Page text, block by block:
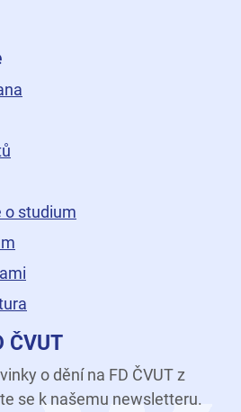
dopravní
Fakulty dopravní
Fakulty dopravní
o studium
ČVUT
o dění na FD ČVUT z
se k našemu newsletteru.